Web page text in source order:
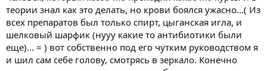
теории знал как это делать, но крови боялся ужасно...( Из
всех препаратов был только спирт, цыганская игла, и
шелковый шарфик (нууу какие то антибиотики были
еще)... = ) вот собственно под его чутким руководством я
и шил сам себе голову, смотрясь в зеркало. Конечно